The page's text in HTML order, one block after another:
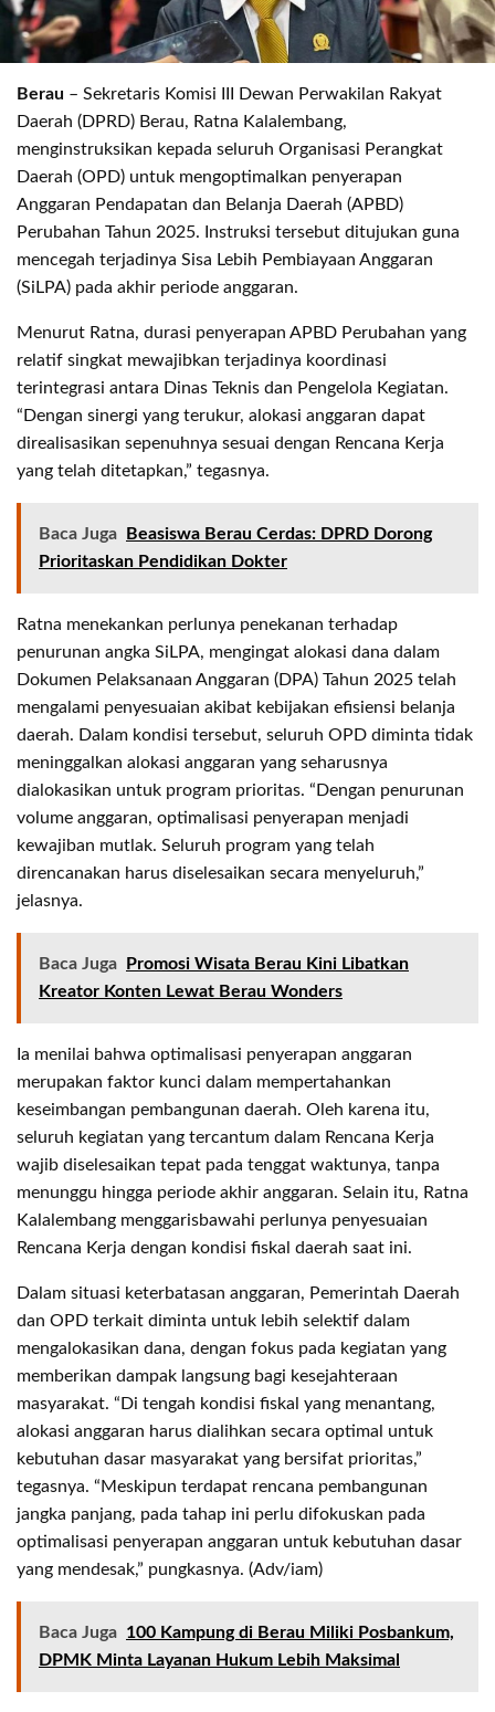
Berau – Sekretaris Komisi III Dewan Perwakilan Rakyat
Daerah (DPRD) Berau, Ratna Kalalembang,
menginstruksikan kepada seluruh Organisasi Perangkat
Daerah (OPD) untuk mengoptimalkan penyerapan
Anggaran Pendapatan dan Belanja Daerah (APBD)
Perubahan Tahun 2025. Instruksi tersebut ditujukan guna
mencegah terjadinya Sisa Lebih Pembiayaan Anggaran
(SiLPA) pada akhir periode anggaran.
Menurut Ratna, durasi penyerapan APBD Perubahan yang
relatif singkat mewajibkan terjadinya koordinasi
terintegrasi antara Dinas Teknis dan Pengelola Kegiatan.
“Dengan sinergi yang terukur, alokasi anggaran dapat
direalisasikan sepenuhnya sesuai dengan Rencana Kerja
yang telah ditetapkan,” tegasnya.
Baca Juga
Beasiswa Berau Cerdas: DPRD Dorong
Prioritaskan Pendidikan Dokter
Ratna menekankan perlunya penekanan terhadap
penurunan angka SiLPA, mengingat alokasi dana dalam
Dokumen Pelaksanaan Anggaran (DPA) Tahun 2025 telah
mengalami penyesuaian akibat kebijakan efisiensi belanja
daerah. Dalam kondisi tersebut, seluruh OPD diminta tidak
meninggalkan alokasi anggaran yang seharusnya
dialokasikan untuk program prioritas. “Dengan penurunan
volume anggaran, optimalisasi penyerapan menjadi
kewajiban mutlak. Seluruh program yang telah
direncanakan harus diselesaikan secara menyeluruh,”
jelasnya.
Baca Juga
Promosi Wisata Berau Kini Libatkan
Kreator Konten Lewat Berau Wonders
Ia menilai bahwa optimalisasi penyerapan anggaran
merupakan faktor kunci dalam mempertahankan
keseimbangan pembangunan daerah. Oleh karena itu,
seluruh kegiatan yang tercantum dalam Rencana Kerja
wajib diselesaikan tepat pada tenggat waktunya, tanpa
menunggu hingga periode akhir anggaran. Selain itu, Ratna
Kalalembang menggarisbawahi perlunya penyesuaian
Rencana Kerja dengan kondisi fiskal daerah saat ini.
Dalam situasi keterbatasan anggaran, Pemerintah Daerah
dan OPD terkait diminta untuk lebih selektif dalam
mengalokasikan dana, dengan fokus pada kegiatan yang
memberikan dampak langsung bagi kesejahteraan
masyarakat. “Di tengah kondisi fiskal yang menantang,
alokasi anggaran harus dialihkan secara optimal untuk
kebutuhan dasar masyarakat yang bersifat prioritas,”
tegasnya. “Meskipun terdapat rencana pembangunan
jangka panjang, pada tahap ini perlu difokuskan pada
optimalisasi penyerapan anggaran untuk kebutuhan dasar
yang mendesak,” pungkasnya. (Adv/iam)
Baca Juga 100 Kampung di Berau Miliki Posbankum,
DPMK Minta Layanan Hukum Lebih Maksimal